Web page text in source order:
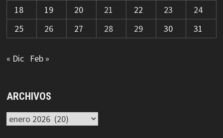
18
19 20 21 22 23
24
25
26 27 28 29 30 31
« Dic Feb »
ARCHIVOS
Archivos